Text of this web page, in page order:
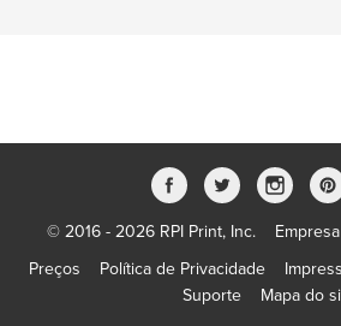
© 2016 - 2026 RPI Print, Inc. Empresa
Preços
Política de Privacidade
Suporte
Mapa do